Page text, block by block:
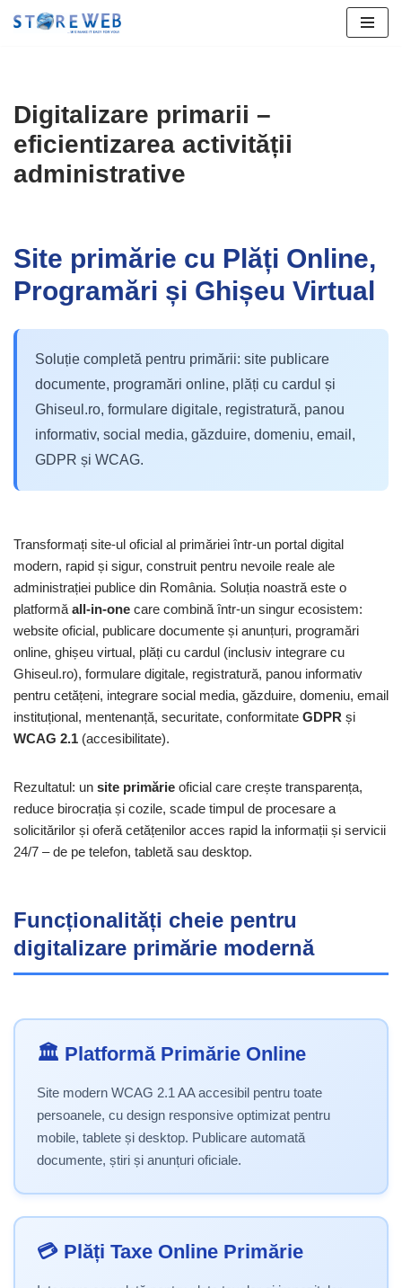
Digitalizare primarii –
eficientizarea activității
administrative
Site primărie cu Plăți Online,
Programări și Ghișeu Virtual
Soluție completă pentru primării: site publicare
documente, programări online, plăți cu cardul și
Ghiseul.ro, formulare digitale, registratură, panou
informativ, social media, găzduire, domeniu, email,
GDPR și WCAG.
Transformați site-ul oficial al primăriei într-un portal digital
modern, rapid și sigur, construit pentru nevoile reale ale
administrației publice din România. Soluția noastră este o
platformă all-in-one care combină într-un singur ecosistem:
website oficial, publicare documente și anunțuri, programări
online, ghișeu virtual, plăți cu cardul (inclusiv integrare cu
Ghiseul.ro), formulare digitale, registratură, panou informativ
pentru cetățeni, integrare social media, găzduire, domeniu, email
instituțional, mentenanță, securitate, conformitate GDPR și
WCAG 2.1 (accesibilitate).
Rezultatul: un site primărie oficial care crește transparența,
reduce birocrația și cozile, scade timpul de procesare a
solicitărilor și oferă cetățenilor acces rapid la informații și servicii
24/7 – de pe telefon, tabletă sau desktop.
Funcționalități cheie pentru
digitalizare primărie modernă
🏛️ Platformă Primărie Online
Site modern WCAG 2.1 AA accesibil pentru toate
persoanele, cu design responsive optimizat pentru
mobile, tablete și desktop. Publicare automată
documente, știri și anunțuri oficiale.
💳 Plăți Taxe Online Primărie